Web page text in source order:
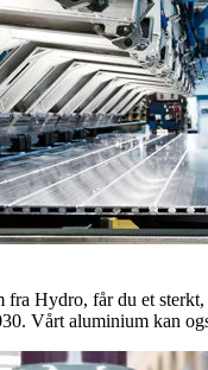
fra Hydro, får du et
Vårt aluminium kan